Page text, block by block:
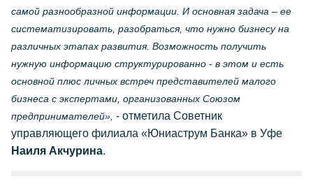
самой разнообразной информации. И основная задача – ее
систематизировать, разобраться, что нужно бизнесу на
различных этапах развития. Возможность получить
нужную информацию структурированно - в этом и есть
основной плюс личных встреч представителей малого
бизнеса с экспертами, организованных Союзом
предпринимателей», - отметила Советник
управляющего филиала «Юниаструм Банка» в Уфе
Наиля Акчурина.